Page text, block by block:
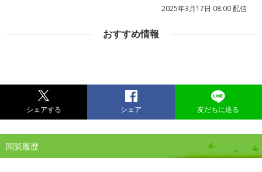
2025年3月17日 08:00 配信
おすすめ情報
シェアする シェア 友だちに送る
閲覧履歴